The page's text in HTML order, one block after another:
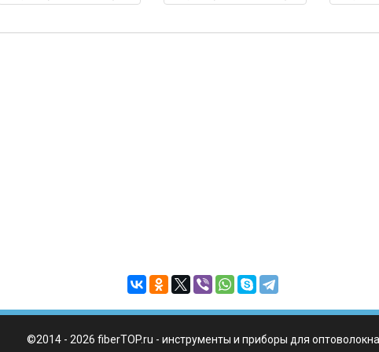
©2014 - 2026 fiberTOP.ru - инструменты и приборы для оптоволокна